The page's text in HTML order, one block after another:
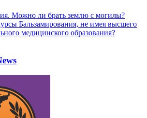
Можно ли брать землю с могилы?
Бальзамирования, не имея высшего
медицинского образования?